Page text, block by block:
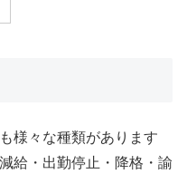
様々な種類があります
給・出勤停止・降格・諭